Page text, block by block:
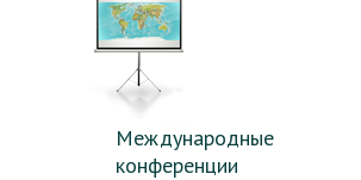
Международные
конференции